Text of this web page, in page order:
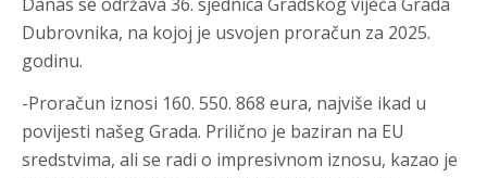
Dubrovnika, na kojoj je usvojen proračun za 2025.
godinu.
-Proračun iznosi 160. 550. 868 eura, najviše ikad u
povijesti našeg Grada. Prilično je baziran na EU
sredstvima, ali se radi o impresivnom iznosu, kazao je